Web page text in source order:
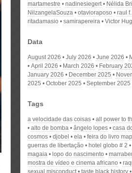
martamestre
nadinesiegert
Nélida
NilzangelaSouza
otavioraposo
raul
ritadamasio
samirapereira Victor
Data
August 2026 July 2026 June 2026
April 2026
March 2026
February
January 2026
December 2025
2025
October 2025 September 2025
Tags
a velocidade das coisas
all power to
alto de bomba
ângelo lopes
casa
cosmos
djobel ela
feira do livro
guerras de libertação
hotel globo # 2
magaia
lopo do nascimento
mostra de vídeo e cinema africano
sexual misconduct
taste black history